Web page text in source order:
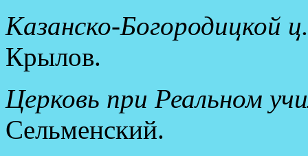
Казанско-Богородицкой
Крылов.
Церковь при Реальном
Сельменский.